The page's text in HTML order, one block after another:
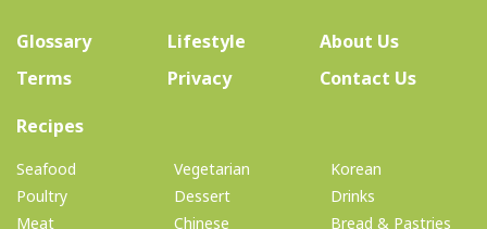
Glossary Lifestyle About Us(current)
Terms
Privacy
Contact Us
Recipes(current)
Seafood
Poultry
Meat
Vegetarian
Dessert
Chinese
Korean
Drinks
Bread & Pastries